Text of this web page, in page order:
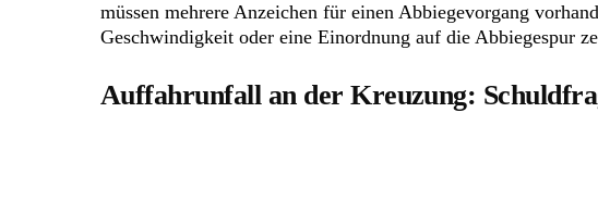
müssen mehrere Anzeichen für einen Abbiegevorgang
Geschwindigkeit oder eine Einordnung auf die Abbiegespur
Auffahrunfall an der Kreuzung: